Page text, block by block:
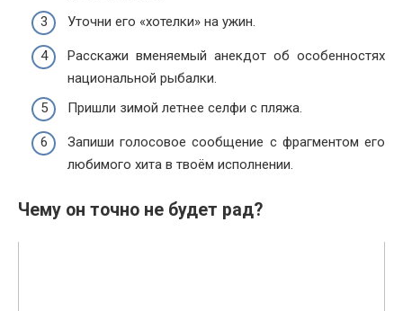
Уточни его «хотелки» на ужин.
Расскажи вменяемый анекдот об особенностях
национальной рыбалки.
Пришли зимой летнее селфи с пляжа.
Запиши голосовое сообщение с фрагментом его
любимого хита в твоём исполнении.
Чему он точно не будет рад?